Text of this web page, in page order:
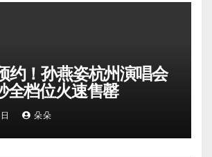
约！孙燕姿杭州演唱会
全档位火速售罄
朵朵